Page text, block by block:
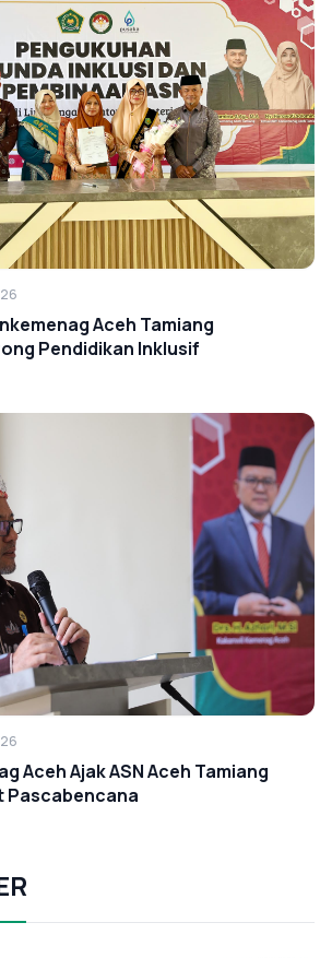
Aceh Tamiang
Pendidikan Inklusif
Aceh Ajak ASN Aceh Tamiang
Pascabencana